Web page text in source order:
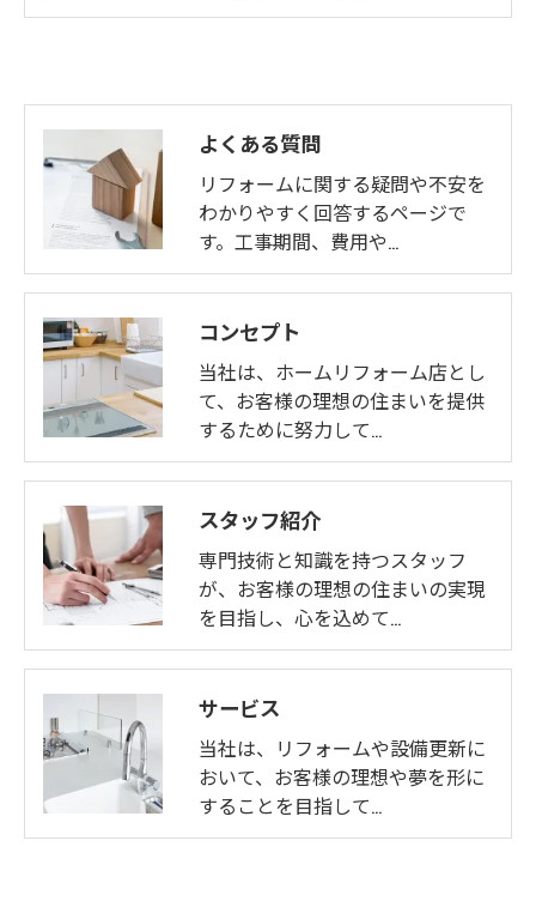
よくある質問
リフォームに関する疑問や不安を
わかりやすく回答するページで
す。工事期間、費用や…
コンセプト
当社は、ホームリフォーム店とし
て、お客様の理想の住まいを提供
するために努力して…
スタッフ紹介
専門技術と知識を持つスタッフ
が、お客様の理想の住まいの実現
を目指し、心を込めて…
サービス
当社は、リフォームや設備更新に
おいて、お客様の理想や夢を形に
することを目指して…